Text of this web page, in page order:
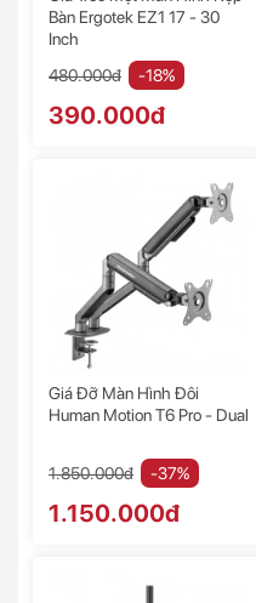
Bàn Ergotek EZ1 17 - 30
Inch
480.000đ
-18%
390.000đ
Giá Đỡ Màn Hình Đôi
Human Motion T6 Pro - Dual
1.850.000đ -37%
1.150.000đ